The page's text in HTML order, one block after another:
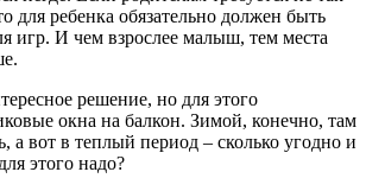
для ребенка обязательно должен быть
игр. И чем взрослее малыш, тем места
решение, но для этого
окна на балкон. Зимой, конечно, там
а вот в теплый период – сколько угодно и
этого надо?